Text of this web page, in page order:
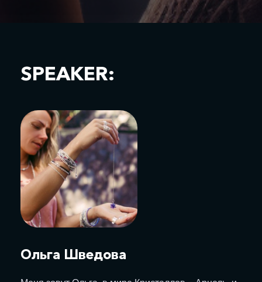
SPEAKER:
Ольга Шведова